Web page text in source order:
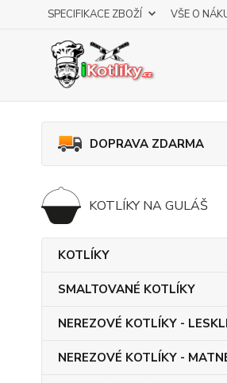
SPECIFIKACE ZBOŽÍ VŠE O
DOPRAVA ZDARMA
KOTLÍKY NA GULÁŠ
KOTLÍKY
SMALTOVANÉ KOTLÍKY
NEREZOVÉ KOTLÍKY -
NEREZOVÉ KOTLÍKY -